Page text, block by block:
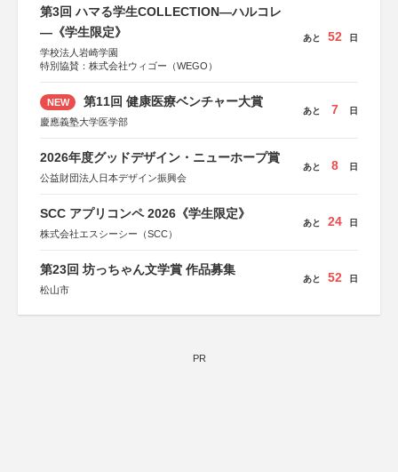
第3回 ハマる学生COLLECTION―ハルコレ
―《学生限定》
学校法人岩崎学園
特別協賛：株式会社ウィゴー（WEGO）
あと 52 日
NEW 第11回 健康医療ベンチャー大賞
慶應義塾大学医学部
あと 7 日
2026年度グッドデザイン・ニューホープ賞
公益財団法人日本デザイン振興会
あと 8 日
SCC アプリコンペ 2026《学生限定》
株式会社エスシーシー（SCC）
あと 24 日
第23回 坊っちゃん文学賞 作品募集
松山市
あと 52 日
PR